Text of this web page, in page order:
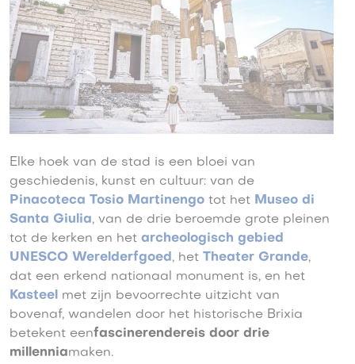
Elke hoek van de stad is een bloei van
geschiedenis, kunst en cultuur: van de
Pinacoteca Tosio Martinengo tot het Museo di
Santa Giulia, van de drie beroemde grote pleinen
tot de kerken en het archeologisch gebied
UNESCO Werelderfgoed, het Theater Grande,
dat een erkend nationaal monument is, en het
Kasteel met zijn bevoorrechte uitzicht van
bovenaf, wandelen door het historische Brixia
betekent eenfascinerendereis door drie
millenniamaken.